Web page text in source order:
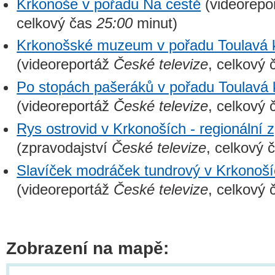
Krkonoše v pořadu Na cestě
celkový čas25:00minut)
Krkonošské muzeum v pořadu Toulavá
(videoreportáž České televize, celkový
Po stopách pašeráků v pořadu Toulavá
(videoreportáž České televize, celkový
Rys ostrovid v Krkonoších - regionální
(zpravodajství České televize, celkový
Slavíček modráček tundrový v
(videoreportáž České televize, celkový
Zobrazení na mapě: